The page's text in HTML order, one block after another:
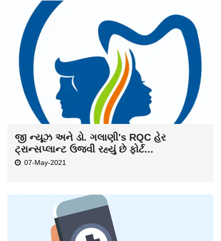
જી ન્યૂઝ અને ડો. ગલાણી's RQC હેર
ટ્રાન્સપ્લાન્ટ ઉજવી રહ્યું છે ફોર્ટ...
07-May-2021